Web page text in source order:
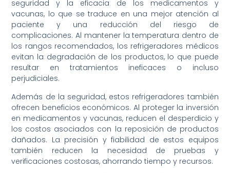
seguridad y la eficacia de los medicamentos y
vacunas, lo que se traduce en una mejor atención al
paciente y una reducción del riesgo de
complicaciones. Al mantener la temperatura dentro de
los rangos recomendados, los refrigeradores médicos
evitan la degradación de los productos, lo que puede
resultar en tratamientos ineficaces o incluso
perjudiciales.
Además de la seguridad, estos refrigeradores también
ofrecen beneficios económicos. Al proteger la inversión
en medicamentos y vacunas, reducen el desperdicio y
los costos asociados con la reposición de productos
dañados. La precisión y fiabilidad de estos equipos
también reducen la necesidad de pruebas y
verificaciones costosas, ahorrando tiempo y recursos.